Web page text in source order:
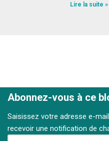
Lire la suite »
Abonnez-vous à ce
Saisissez votre adresse e-
recevoir une notification de